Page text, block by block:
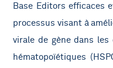
Base Editors efficaces
processus visant à
virale de gène dans
hématopoïétiques